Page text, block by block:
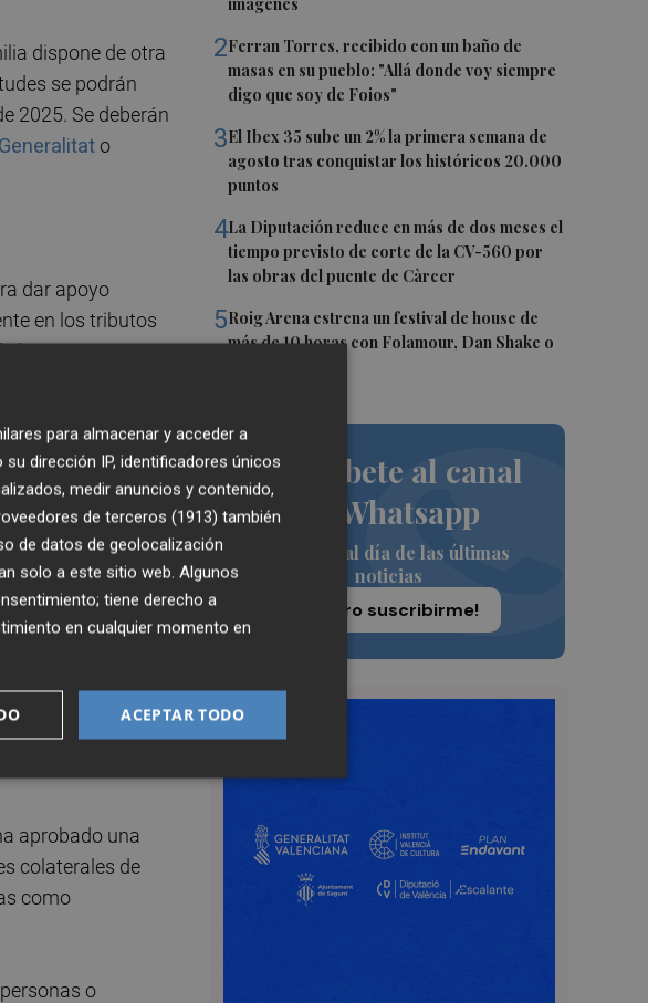
imágenes
2Ferran Torres, recibido con un baño de
masas en su pueblo: "Allá donde voy siempre
digo que soy de Foios"
3El Ibex 35 sube un 2% la primera semana de
agosto tras conquistar los históricos 20.000
puntos
4La Diputación reduce en más de dos meses el
tiempo previsto de corte de la CV-560 por
las obras del puente de Càrcer
5Roig Arena estrena un festival de house de
más de 10 horas con Folamour, Dan Shake o
Suscríbete al canal
de Whatsapp
Siempre al día de las últimas
noticias
¡Quiero suscribirme!
dispone de otra
se podrán
2025. Se deberán
o
dar apoyo
en los tributos
las Personas
hacer frente a
ese sentido,
euros de base
en
con un
a la
y tengan
aprobado una
colaterales de
como
o
para almacenar y acceder a
dirección IP, identificadores únicos
medir anuncios y contenido,
de terceros (1913) también
de datos de geolocalización
solo a este sitio web. Algunos
tiene derecho a
en cualquier momento en
ACEPTAR TODO